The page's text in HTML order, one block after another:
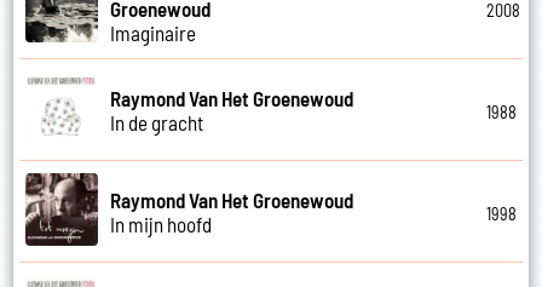
Groenewoud
Imaginaire
2008
Raymond Van Het Groenewoud
In de gracht
1988
Raymond Van Het Groenewoud
In mijn hoofd
1998